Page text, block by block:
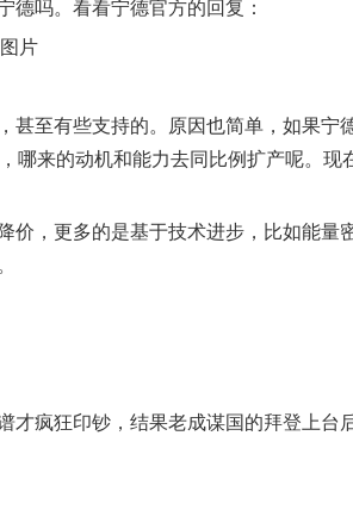
德吗。看看宁德官方的回复：
甚至有些支持的。原因也简单，如果宁
哪来的动机和能力去同比例扩产呢。现
价，更多的是基于技术进步，比如能量
疯狂印钞，结果老成谋国的拜登上台